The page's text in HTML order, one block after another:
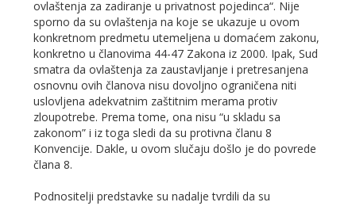
ovlaštenja za zadiranje u privatnost pojedinca“. Nije
sporno da su ovlaštenja na koje se ukazuje u ovom
konkretnom predmetu utemeljena u domaćem zakonu,
konkretno u članovima 44-47 Zakona iz 2000. Ipak, Sud
smatra da ovlaštenja za zaustavljanje i pretresanjena
osnovnu ovih članova nisu dovoljno ograničena niti
uslovljena adekvatnim zaštitnim merama protiv
zloupotrebe. Prema tome, ona nisu “u skladu sa
zakonom” i iz toga sledi da su protivna članu 8
Konvencije. Dakle, u ovom slučaju došlo je do povrede
člana 8.
Podnositelji predstavke su nadalje tvrdili da su